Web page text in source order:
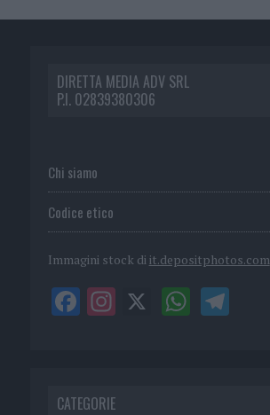
DIRETTA MEDIA ADV SRL
P.I. 02839380306
Chi siamo
Codice etico
Immagini stock di it.depositphotos.com
CATEGORIE